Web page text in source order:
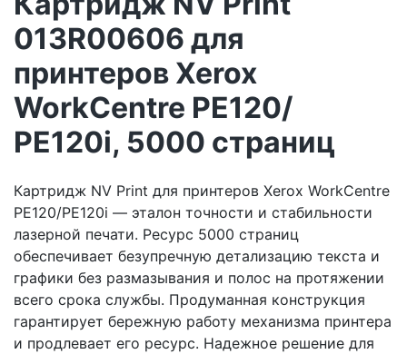
013R00606 для
принтеров Xerox
WorkCentre PE120/
PE120i, 5000 страниц
Картридж NV Print для принтеров Xerox WorkCentre
PE120/PE120i — эталон точности и стабильности
лазерной печати. Ресурс 5000 страниц
обеспечивает безупречную детализацию текста и
графики без размазывания и полос на протяжении
всего срока службы. Продуманная конструкция
гарантирует бережную работу механизма принтера
и продлевает его ресурс. Надежное решение для